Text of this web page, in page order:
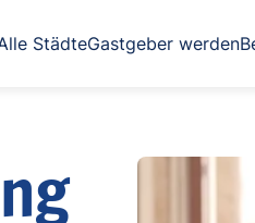
StädteGastgeber werden